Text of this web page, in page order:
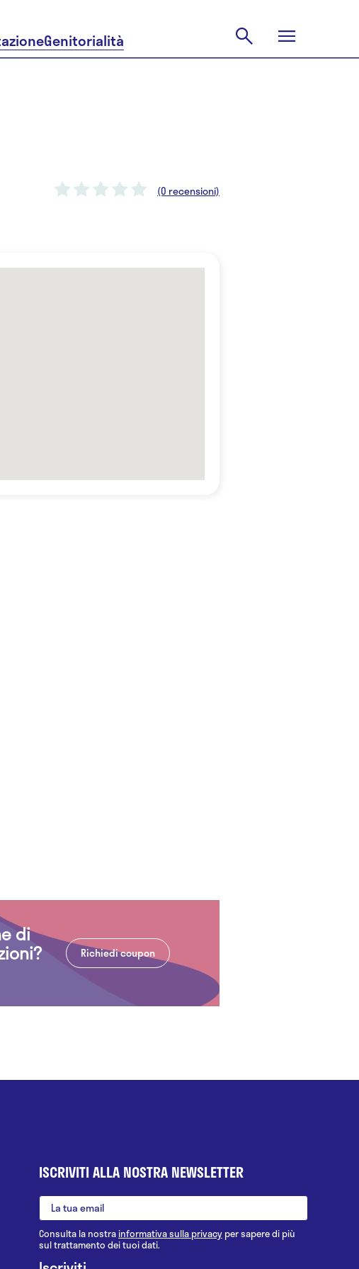
Genitorialità
(0 recensioni)
di
Richiedi coupon
ISCRIVITI ALLA NOSTRA NEWSLETTER
Consulta la nostrainformativa sulla privacy per sapere di più
sul trattamento dei tuoi dati.